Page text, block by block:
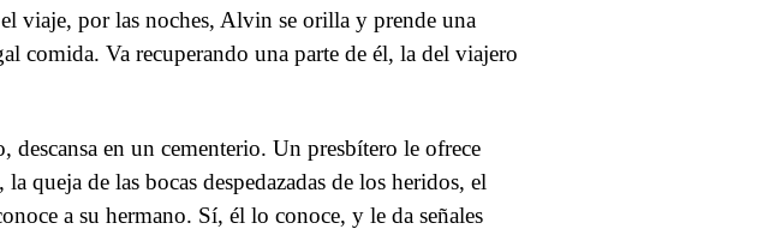
viaje, por las noches, Alvin se orilla y prende una
comida. Va recuperando una parte de él, la del viajero
descansa en un cementerio. Un presbítero le ofrece
queja de las bocas despedazadas de los heridos, el
a su hermano. Sí, él lo conoce, y le da señales